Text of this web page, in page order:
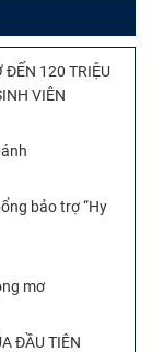
ĐẾN 120 TRIỆU
VIÊN
bảo trợ “Hy
mơ
ĐẦU TIÊN